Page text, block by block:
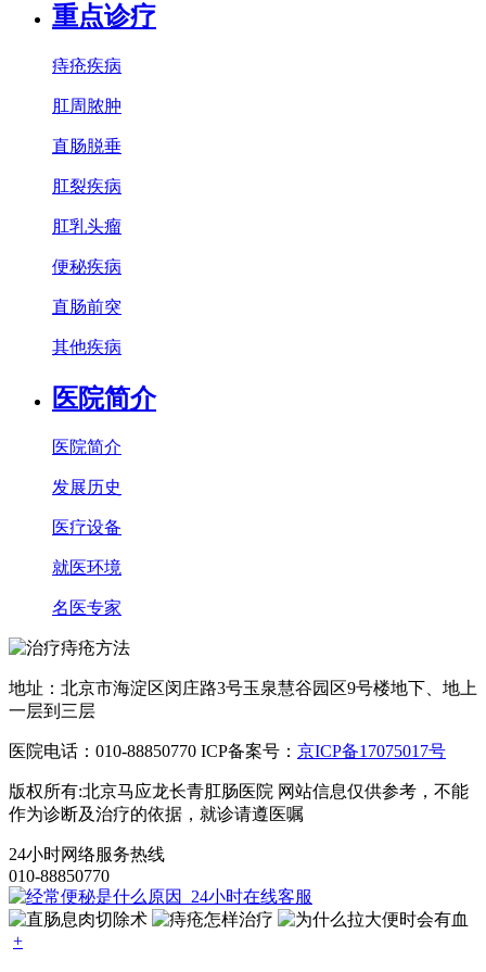
重点诊疗
痔疮疾病
肛周脓肿
直肠脱垂
肛裂疾病
肛乳头瘤
便秘疾病
直肠前突
其他疾病
医院简介
医院简介
发展历史
医疗设备
就医环境
名医专家
地址：北京市海淀区闵庄路3号玉泉慧谷园区9号楼地下、地上
一层到三层
医院电话：010-88850770 ICP备案号： 京ICP备17075017号
版权所有:北京马应龙长青肛肠医院 网站信息仅供参考，不能
作为诊断及治疗的依据，就诊请遵医嘱
24小时网络服务热线
010-88850770
24小时在线客服
+